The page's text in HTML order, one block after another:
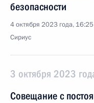
безопасности
4 октября 2023 года, 16:25
Сириус
3 октября 2023
Совещание с